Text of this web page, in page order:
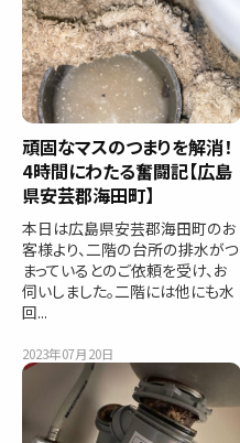
頑固なマスのつまりを解消！
4時間にわたる奮闘記【広島
県安芸郡海田町】
本日は広島県安芸郡海田町のお
客様より、二階の台所の排水がつ
まっているとのご依頼を受け、お
伺いしました。二階には他にも水
回...
2023年07月20日